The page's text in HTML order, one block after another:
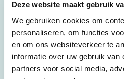
Deze website maakt gebruik
We gebruiken cookies om
personaliseren, om functies
en om ons websiteverkeer te
informatie over uw gebruik van
partners voor social media,
Brands
Parts
Battery technology Ni-
Voltage VDC